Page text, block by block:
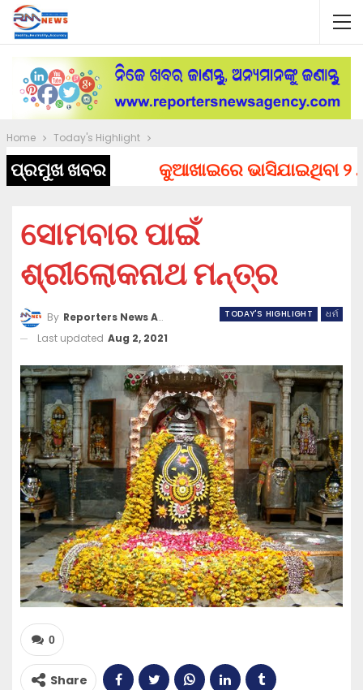
Home Today's Highlight
ପ୍ରମୁଖ ଖବର କୁଆଖାଇରେ ଭାସିଯାଇଥିବା ୨
ସୋମବାର ପାଇଁ
ଶ୍ରୀଲୋକନାଥ ମନ୍ତ୍ର
TODAY'S HIGHLIGHT ଧର୍ମ
By Reporters News Agency
Last updated Aug 2, 2021
0
Share